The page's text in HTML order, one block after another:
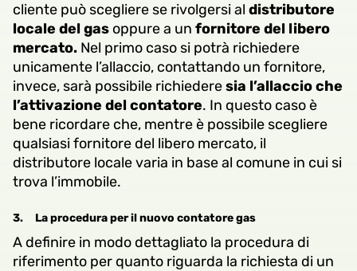
cliente può scegliere se rivolgersi al distributore
locale del gas oppure a un fornitore del libero
mercato. Nel primo caso si potrà richiedere
unicamente l’allaccio, contattando un fornitore,
invece, sarà possibile richiederesia l’allaccio che
l’attivazione del contatore. In questo caso è
bene ricordare che, mentre è possibile scegliere
qualsiasi fornitore del libero mercato, il
distributore localevaria in base al comune in cui si
trova l’immobile.
3. La procedura per il nuovo contatore gas
A definire in modo dettagliato la procedura di
riferimento per quanto riguarda la richiesta di un